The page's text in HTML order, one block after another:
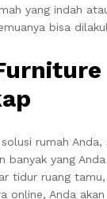
yang indah
bisa
rumah Anda,
banyak yang
tidur ruang
online, Anda